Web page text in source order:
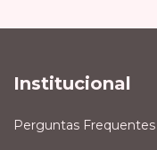
Institucional
Perguntas Frequentes